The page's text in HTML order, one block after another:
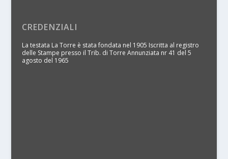
CREDENZIALI
La testata La Torre è stata fondata nel 1905 Iscritta al registro
delle Stampe presso il Trib. di Torre Annunziata nr 41 del 5
agosto del 1965